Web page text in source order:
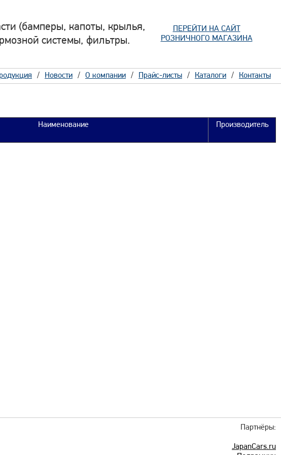
(бамперы, капоты, крылья,
системы, фильтры.
ПЕРЕЙТИ НА САЙТ
РОЗНИЧНОГО МАГАЗИНА
Новости О компании Прайс-листы Каталоги Контакты
Наименование Производитель
Партнёры:
JapanCars.ru